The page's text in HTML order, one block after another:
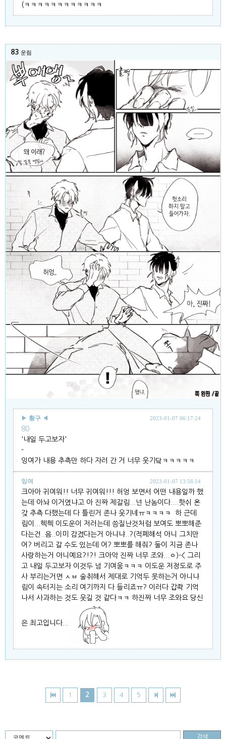
(ㅋㅋㅋㅋㅋㅋㅋㅋㅋㅋㅋㅋ
83 운림
▶ 황구 ◀ 2023-01-07 06:17:24
80
'내일 두고보자'
-
잉여가 내용 추측만 하다 자러 간 거 너무 웃기닼ㅋㅋㅋㅋㅋ
잉여 2023-01-07 13:56:14
크아아 귀여워!! 너무 귀여워!!! 허엉 보면서 어떤 내용일까 했
는데 아놔 이거였냐고 아 진짜 제갈림...넌 난놈이다....핫쉬 온
갖 추측 다했는데 다 틀린거 존나 웃기네ㅠㅋㅋㅋㅋ 하 근데
림이...헥헥 이도운이 저러는데 씅질난것처럼 보여도 뽀뽀해준
다는건..음..이미 감겼다는거 아니냐..?(적폐해석 아니 그치만
어? 버리고 갈 수도 있는데 어? 뽀뽀를 해줘? 둘이 지금 존나
사랑하는거 아니예요?!?! 크아악 진짜 너무 조와...ㅇ)-< 그리
고 내일 두고보자 이것두 넘 기여움ㅋㅋㅋ 이도운 저정도로 주
사 부리는거면 ㅅㅂ 술취해서 제대로 기억두 못하는거 아니냐
림이 속터지는 소리 여기까지 다 들리죠ㅠ? 이러다 갑좍 기억
나서 사과하는 것도 웃길 것 같다ㅋㅋ 하진짜 너무 조와요 당신
은 최고입니다...
1 2 3 4 5
검색